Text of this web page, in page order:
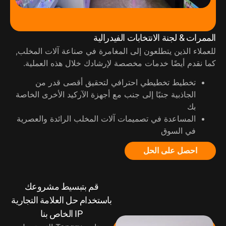
الممرات & لجنة الانتخابات الفيدرالية
للعملاء الذين يتطلعون إلى المغامرة في صناعة آلات المخلب,
كما نقدم أيضًا خدمات مخصصة لإرشادك خلال هذه العملية.
تخطيط تخطيطي احترافي لتحقيق أقصى قدر من
الجاذبية جنبًا إلى جنب مع أجهزة الآركيد الأخرى الخاصة
بك
المساعدة في تصميمات آلات المخلب الرائدة والعصرية
في السوق
احصل على الحل
قم بتبسيط مشروعك
باستخدام حل العلامة التجارية
IP الخاص بنا